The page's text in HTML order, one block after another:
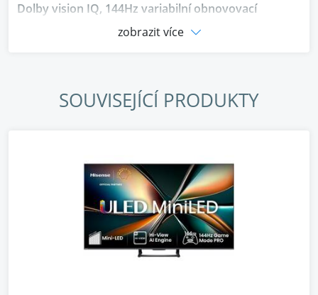
Dolby vision IQ, 144Hz variabilní obnovovací
frekvence (VRR), Game Mode Pro, Dolby Atmos pro
zobrazit více
SOUVISEJÍCÍ PRODUKTY